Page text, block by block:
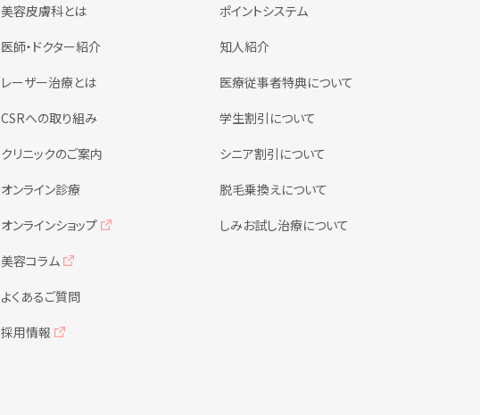
美容皮膚科とは
医師・ドクター紹介
レーザー治療とは
CSRへの取り組み
クリニックのご案内
オンライン診療
オンラインショップ
美容コラム
よくあるご質問
採用情報
ポイントシステム
知人紹介
医療従事者特典について
学生割引について
シニア割引について
脱毛乗換えについて
しみお試し治療について